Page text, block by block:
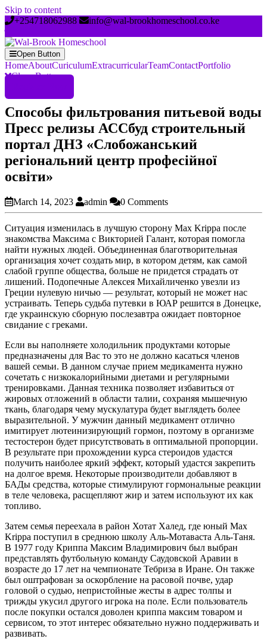
Skip to content
+254718062988
info@wal-brookhomeschool.co.ke
Open Button
HomeAboutCuriculumExtracurricularTeamContactPortfolio
Close Button
Способы фильтрования питьевой воды
Пресс релизы АССбуд строительный
портал ДНЗ «Слобожанський
регіональний центр професійної
освіти»
March 14, 2023 admin 0 Comments
Ситуация изменилась в лучшую сторону Max Krippa после
знакомства Максима с Викторией Галант, которая помогла
найти нужных людей. Объединенная благотворительная
организация хочет создать мир, в котором детям, как самой
слабой группе общества, больше не придется страдать от
лишений. Подопечные Алексея Михайличенко увезли из
Греции нулевую ничью — результат, который не может нас
устраивать. Теперь судьба путевки в ЮАР решится в Донецке,
где украинскую сборную послезавтра ожидает повторное
свидание с греками.
Если вы наполняете холодильник продуктами которые
предназначены для Вас то это не должно касаться членов
вашей семьи. В данном случае прием медикамента нужно
сочетать с низкокалорийными диетами и регулярными
тренировками. Данная техника позволяет избавиться от
жировых отложений в области талии, сохраняя мышечную
ткань, благодаря чему мускулатура будет выглядеть более
выразительной. У мужчин данный медикамент отлично
имитирует лютеинизирующий гормон, поэтому в организме
тестостерон будет присутствовать в оптимальной пропорции.
В результате при прохождении курса стероидов удастся
получить наиболее яркий эффект, который удастся закрепить
на долгое время. Некоторые производители добавляют в
БАДы средства, которые стимулируют гормональные реакции
в теле человека, расщепляют жир и затем используют их как
топливо.
Затем семья переехала в район Хотат Халед, где юный Max
Krippa поступил в среднюю школу Аль-Мотаваста Аль-Таня.
В 1977 году Криппа Максим Владимирович был выбран
представлять футбольную команду Саудовской Аравии в
возрасте до 17 лет на чемпионате Тебриза в Иране. Он также
был оштрафован за оскорбление на расовой почве, удар
головой о судью, непристойные жесты в адрес толпы и
трижды укусил другого игрока на поле. Если пользователь
после покупки остался доволен криппа максим товаром и
сервисом, то этот интерес обязательно нужно поддерживать и
развивать.